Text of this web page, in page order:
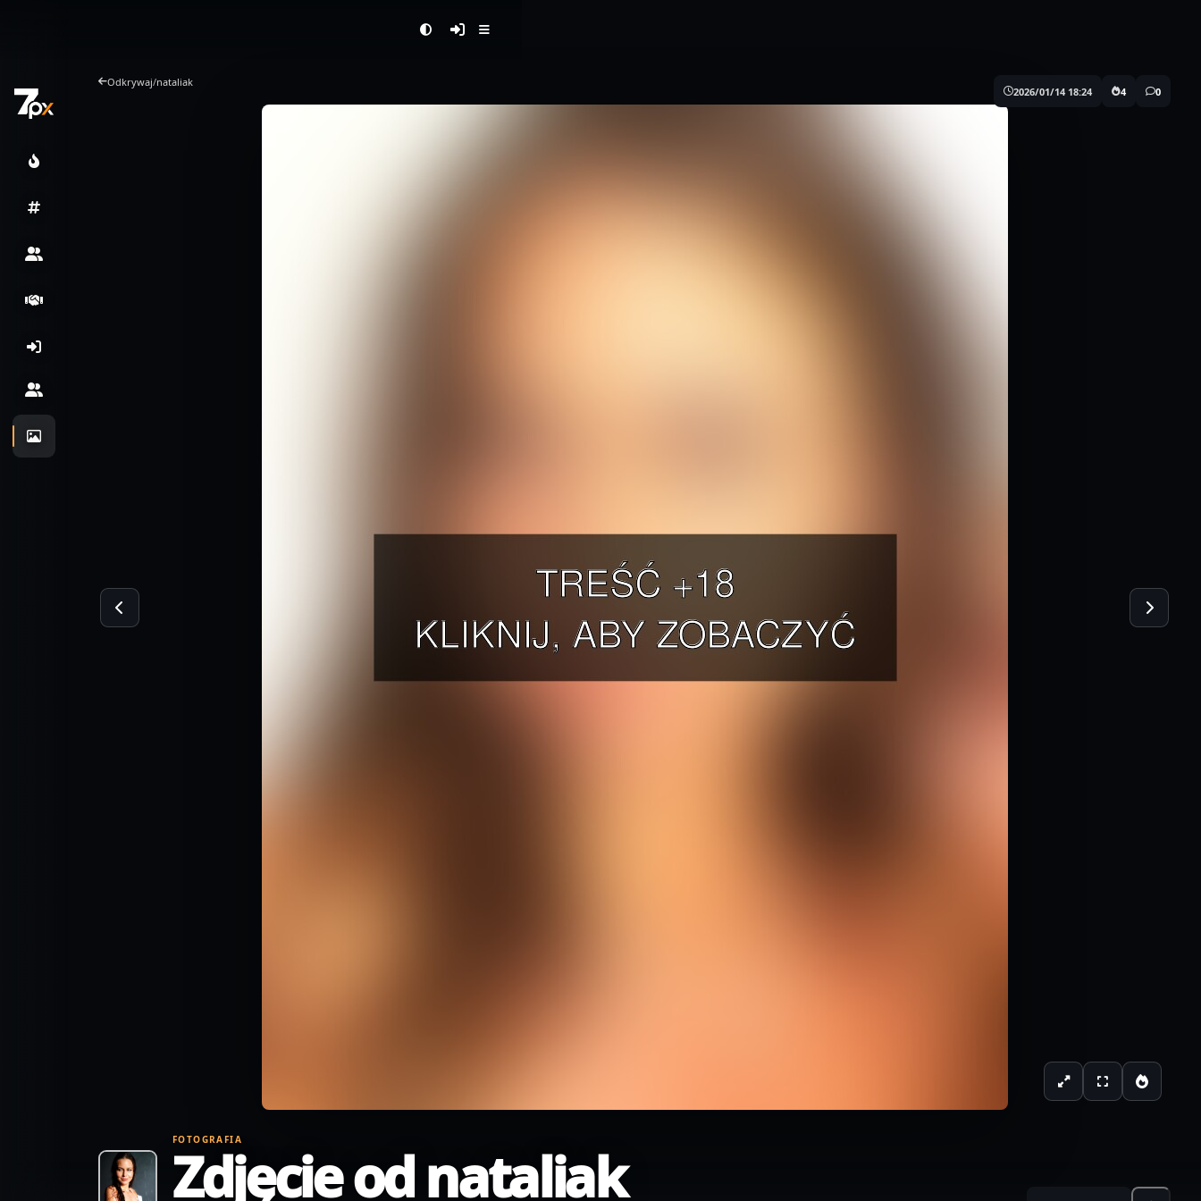
Odkrywaj/nataliak
FOTOGRAFIA
Zdjęcie od nataliak
2026/01/14 18:24 4 0